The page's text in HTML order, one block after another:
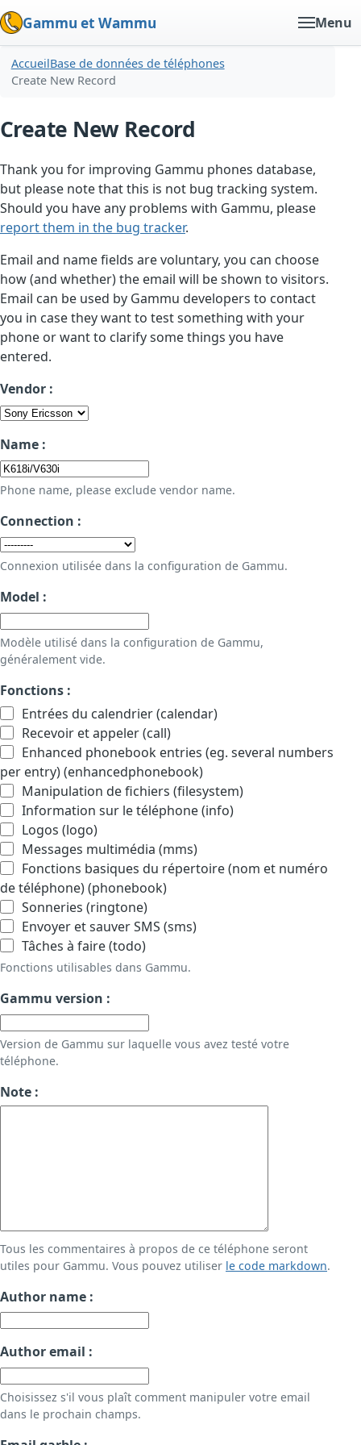
Gammu et Wammu Menu
AccueilBase de données de téléphones
Create New Record
Create New Record
Thank you for improving Gammu phones database,
but please note that this is not bug tracking system.
Should you have any problems with Gammu, please
report them in the bug tracker.
Email and name fields are voluntary, you can choose
how (and whether) the email will be shown to visitors.
Email can be used by Gammu developers to contact
you in case they want to test something with your
phone or want to clarify some things you have
entered.
Vendor :
Name :
Phone name, please exclude vendor name.
Connection :
Connexion utilisée dans la configuration de Gammu.
Model :
Modèle utilisé dans la configuration de Gammu,
généralement vide.
Fonctions :
Entrées du calendrier (calendar)
Recevoir et appeler (call)
Enhanced phonebook entries (eg. several numbers
per entry) (enhancedphonebook)
Manipulation de fichiers (filesystem)
Information sur le téléphone (info)
Logos (logo)
Messages multimédia (mms)
Fonctions basiques du répertoire (nom et numéro
de téléphone) (phonebook)
Sonneries (ringtone)
Envoyer et sauver SMS (sms)
Tâches à faire (todo)
Fonctions utilisables dans Gammu.
Gammu version :
Version de Gammu sur laquelle vous avez testé votre
téléphone.
Note :
Tous les commentaires à propos de ce téléphone seront
utiles pour Gammu. Vous pouvez utiliser le code markdown.
Author name :
Author email :
Choisissez s'il vous plaît comment manipuler votre email
dans le prochain champs.